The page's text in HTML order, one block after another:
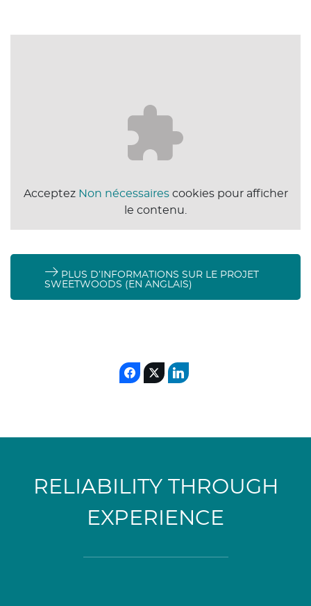
Acceptez Non nécessairescookies pour afficher
le contenu.
PLUS D’INFORMATIONS SUR LE PROJET
SWEETWOODS (EN ANGLAIS)
RELIABILITY THROUGH
EXPERIENCE